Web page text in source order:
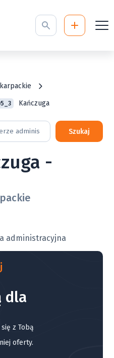
Kańczuga
Szukaj
-
dla
z Tobą
oferty.